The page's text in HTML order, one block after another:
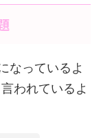
なっているよ
われているよ